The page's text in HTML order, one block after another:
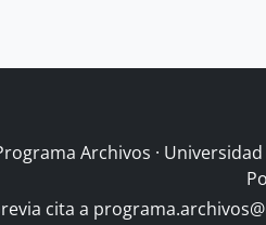
Archivos ·
cita a